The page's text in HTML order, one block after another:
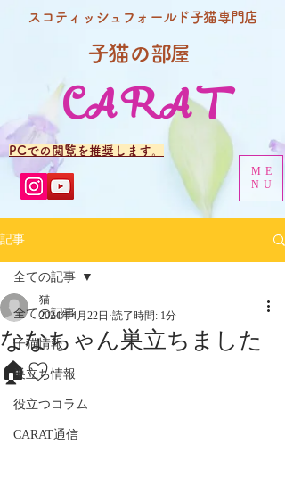
スコティッシュフォールド子猫専門店
子猫の部屋
PCでの閲覧を推奨します。
CARAT
ME
NU
記事
全ての記事
子猫情報
巣立ち情報
役立つコラム
CARAT通信
全ての記事
ななちゃん巣立ちました
🏠♡
猫
2024年4月22日 読了時間: 1分